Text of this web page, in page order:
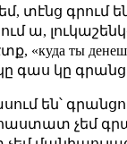
տէնց գրում
ա,
«куда ты
գաս կը
են՝
չեմ